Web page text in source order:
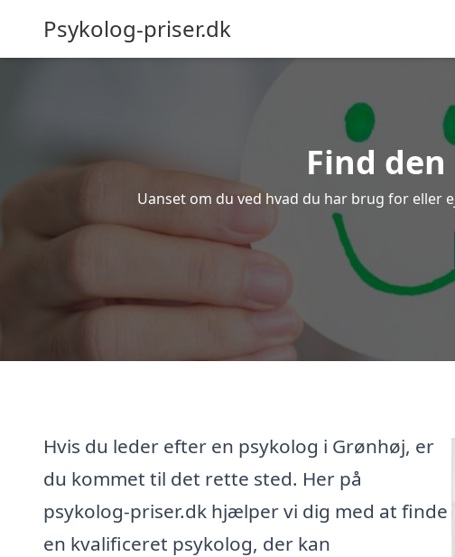
Psykolog-priser.dk
Find
Uanset om du ved hvad du har brug for eller
Hvis du leder efter en psykolog i Grønhøj, er
du kommet til det rette sted. Her på
psykolog-priser.dk hjælper vi dig med at finde
en kvalificeret psykolog, der kan